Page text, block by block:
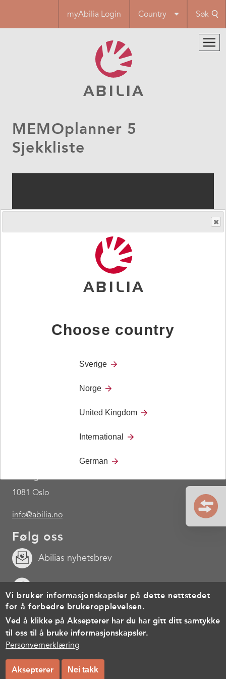
hovedinnhold
myAbilia Login Country Søk
MEMOplanner 5
Sjekkliste
1081 Oslo
info@abilia.no
Følg oss
Abilias nyhetsbrev
Footer
menu
Personvernerklæring
© Copyright 2026, All rights reserved.
Choose country
Sverige
Norge
United Kingdom
International
German
Vi bruker informasjonskapsler på dette nettstedet
for å forbedre brukeropplevelsen.
Ved å klikke på Aksepterer har du har gitt ditt samtykke
til oss til å bruke informasjonskapsler.
Personvernerklæring
Aksepterer Nei takk